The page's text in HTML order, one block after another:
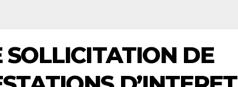
SOLLICITATION DE